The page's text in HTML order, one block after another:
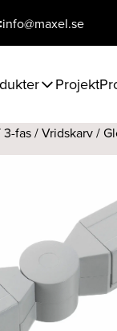
info@maxel.se
Projekt
3-fas/Vridskarv/